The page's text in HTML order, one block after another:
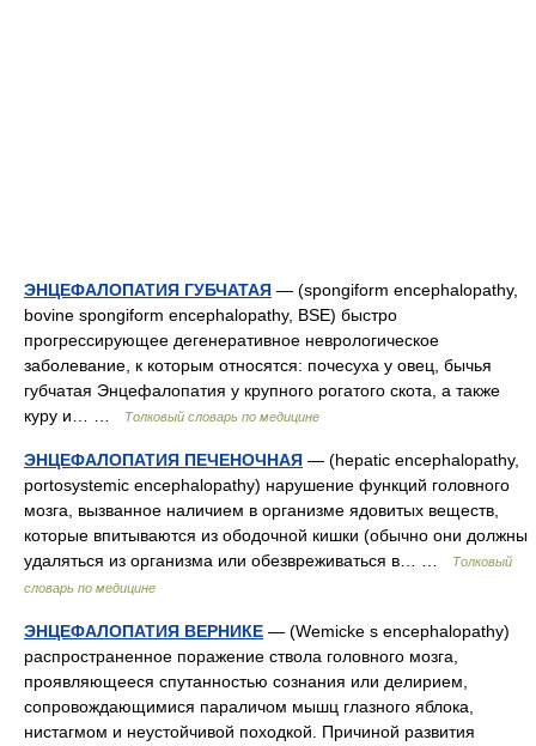
ЭНЦЕФАЛОПАТИЯ ГУБЧАТАЯ — (spongiform encephalopathy,
bovine spongiform encephalopathy, BSE) быстро
прогрессирующее дегенеративное неврологическое
заболевание, к которым относятся: почесуха у овец, бычья
губчатая Энцефалопатия у крупного рогатого скота, а также
куру и… …
Толковый словарь по медицине
ЭНЦЕФАЛОПАТИЯ ПЕЧЕНОЧНАЯ — (hepatic encephalopathy,
portosystemic encephalopathy) нарушение функций головного
мозга, вызванное наличием в организме ядовитых веществ,
которые впитываются из ободочной кишки (обычно они должны
удаляться из организма или обезвреживаться в… …
Толковый
словарь по медицине
ЭНЦЕФАЛОПАТИЯ ВЕРНИКЕ — (Wemicke s encephalopathy)
распространенное поражение ствола головного мозга,
проявляющееся спутанностью сознания или делирием,
сопровождающимися параличом мышц глазного яблока,
нистагмом и неустойчивой походкой. Причиной развития